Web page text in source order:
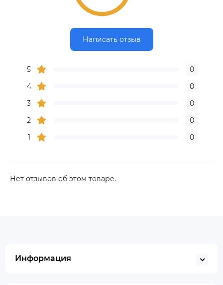
Написать отзыв
5
0
4
0
3
0
2
0
1
0
Нет отзывов об этом товаре.
Информация